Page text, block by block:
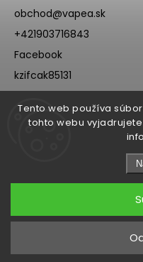
Tento web používa
tohto webu
obchod@vapea.sk
+421903716843
Facebook
kzifcak85131
@vapea.slovensko
Copyright 2026
Grafický návrh